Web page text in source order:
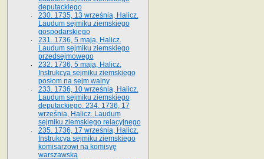
deputackiego
230. 1735, 13 września, Halicz.
Laudum sejmiku ziemskiego
gospodarskiego
231. 1736, 5 maja, Halicz.
Laudum sejmiku ziemskiego
przedsejmowego
232. 1736, 5 maja, Halicz.
Instrukcya sejmiku ziemskiego
posłom na sejm walny
233. 1736, 10 września, Halicz.
Laudum sejmiku ziemskiego
deputackiego. 234. 1736, 17
września, Halicz. Laudum
sejmiku ziemskiego relacyjnego
235. 1736, 17 września, Halicz.
Instrukcya sejmiku ziemskiego
komisarzowi na komisyę
warszawską